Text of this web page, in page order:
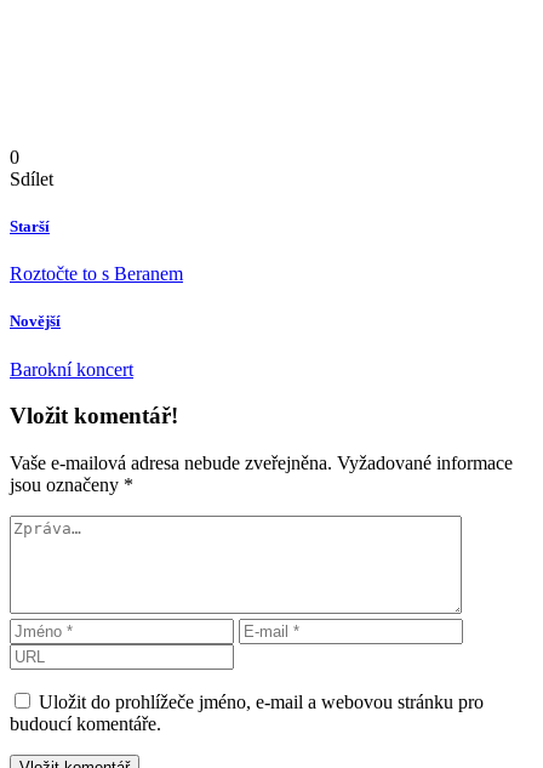
0
Sdílet
Starší
Roztočte to s Beranem
Novější
Barokní koncert
Vložit komentář!
Vaše e-mailová adresa nebude zveřejněna. Vyžadované informace
jsou označeny *
Uložit do prohlížeče jméno, e-mail a webovou stránku pro
budoucí komentáře.